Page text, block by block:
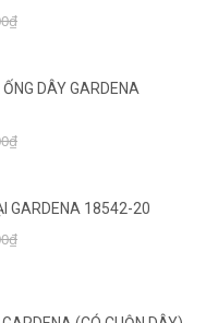
DÂY GARDENA
GARDENA 18542-20